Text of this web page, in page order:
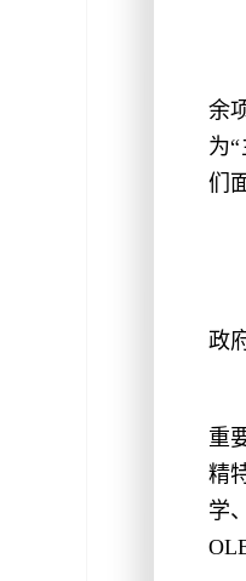
余
为
们
政
重
精
学